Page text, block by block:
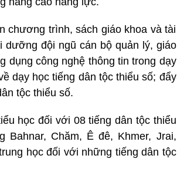
chương trình, sách giáo khoa và tài
dưỡng đội ngũ cán bộ quản lý, giáo
dụng công nghệ thông tin trong dạy
dạy học tiếng dân tộc thiểu số; đẩy
tộc thiểu số.
học đối với 08 tiếng dân tộc thiểu
Chăm, Ê đê, Khmer, Jrai,
học đối với những tiếng dân tộc